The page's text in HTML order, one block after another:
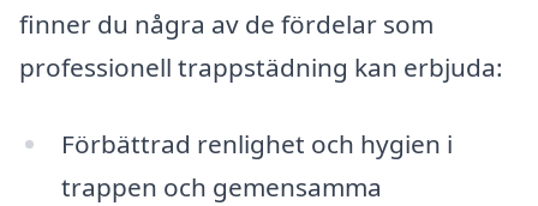
finner du några av de fördelar som
professionell trappstädning kan erbjuda:
Förbättrad renlighet och hygien i
trappen och gemensamma